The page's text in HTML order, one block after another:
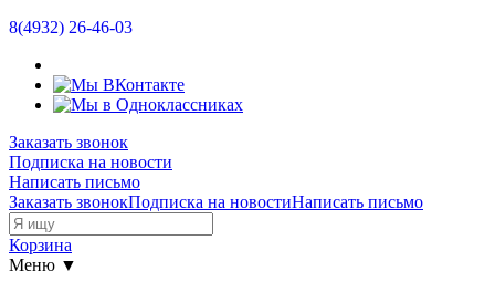
Новости
Контакты
Прайс-лист
Остатки
8(4932) 26-46-03
Заказать звонок
Подписка на новости
Написать письмо
Заказать звонокПодписка на новостиНаписать письмо
Корзина
Меню ▼